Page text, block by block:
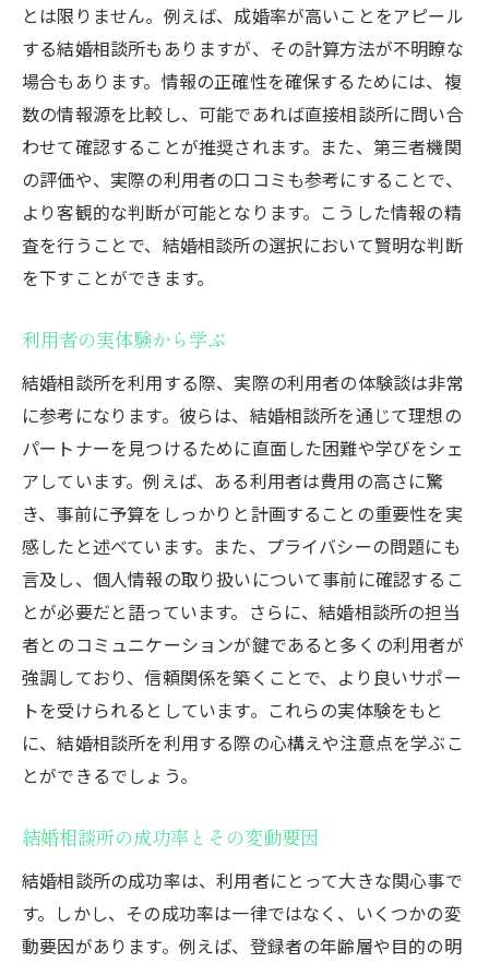
難しさ
理想のパートナー像を再評価する
現実的な婚活目標の設定
期待を超える出会いのために
相談所での出会いの質を高める方法
婚活成功のための心構え
理想を追求しすぎないバランス感覚
結婚相談所を賢く利用するための東京都大田区
相談所を最大限に活用する秘訣
東京都大田区での成功事例に学ぶ
コミュニケーションを磨く方法
自分自身を知ることが成功の鍵
婚活における柔軟な姿勢の重要性
専門家のアドバイスを活かす
東京都で婚活をご検討中の皆様へ
とは限りません。例えば、成婚率が高いことをアピール
する結婚相談所もありますが、その計算方法が不明瞭な
場合もあります。情報の正確性を確保するためには、複
数の情報源を比較し、可能であれば直接相談所に問い合
わせて確認することが推奨されます。また、第三者機関
の評価や、実際の利用者の口コミも参考にすることで、
より客観的な判断が可能となります。こうした情報の精
査を行うことで、結婚相談所の選択において賢明な判断
を下すことができます。
利用者の実体験から学ぶ
結婚相談所を利用する際、実際の利用者の体験談は非常
に参考になります。彼らは、結婚相談所を通じて理想の
パートナーを見つけるために直面した困難や学びをシェ
アしています。例えば、ある利用者は費用の高さに驚
き、事前に予算をしっかりと計画することの重要性を実
感したと述べています。また、プライバシーの問題にも
言及し、個人情報の取り扱いについて事前に確認するこ
とが必要だと語っています。さらに、結婚相談所の担当
者とのコミュニケーションが鍵であると多くの利用者が
強調しており、信頼関係を築くことで、より良いサポー
トを受けられるとしています。これらの実体験をもと
に、結婚相談所を利用する際の心構えや注意点を学ぶこ
とができるでしょう。
結婚相談所の成功率とその変動要因
結婚相談所の成功率は、利用者にとって大きな関心事で
す。しかし、その成功率は一律ではなく、いくつかの変
動要因があります。例えば、登録者の年齢層や目的の明